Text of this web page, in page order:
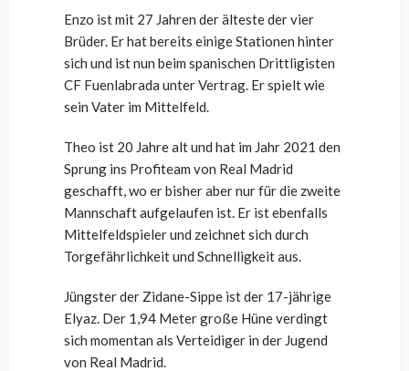
Enzo ist mit 27 Jahren der älteste der vier
Brüder. Er hat bereits einige Stationen hinter
sich und ist nun beim spanischen Drittligisten
CF Fuenlabrada unter Vertrag. Er spielt wie
sein Vater im Mittelfeld.
Theo ist 20 Jahre alt und hat im Jahr 2021 den
Sprung ins Profiteam von Real Madrid
geschafft, wo er bisher aber nur für die zweite
Mannschaft aufgelaufen ist. Er ist ebenfalls
Mittelfeldspieler und zeichnet sich durch
Torgefährlichkeit und Schnelligkeit aus.
Jüngster der Zidane-Sippe ist der 17-jährige
Elyaz. Der 1,94 Meter große Hüne verdingt
sich momentan als Verteidiger in der Jugend
von Real Madrid.